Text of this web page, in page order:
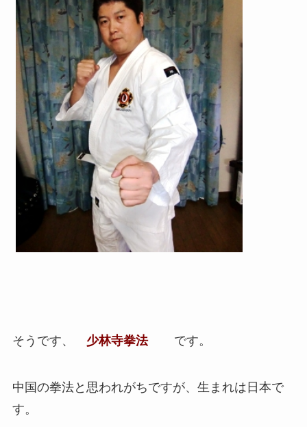
そうです、 少林寺拳法 です。
中国の拳法と思われがちですが、生まれは日本で
す。